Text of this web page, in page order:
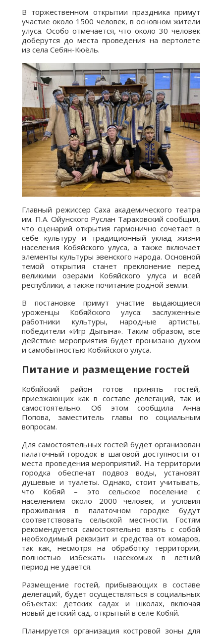
В торжественном открытии праздника примут
участие около 1500 человек, в основном жители
улуса. Особо отмечается, что около 30 человек
доберутся до места проведения на вертолете
из села Себян-Кюёль.
Главный режиссер Саха академического театра
им. П.А. Ойунского Руслан Тараховский сообщил,
что сценарий открытия гармонично сочетает в
себе культуру и традиционный уклад жизни
населения Кобяйского улуса, а также включает
элементы культуры эвенского народа. Основной
темой открытия станет преклонение перед
великими озерами Кобяйского улуса и всей
республики, а также почитание родной земли.
В постановке примут участие выдающиеся
уроженцы Кобяйского улуса: заслуженные
работники культуры, народные артисты,
победители «Игр Дыгына». Таким образом, все
действие мероприятия будет пронизано духом
и самобытностью Кобяйского улуса.
Питание и размещение гостей
Кобяйский район готов принять гостей,
приезжающих как в составе делегаций, так и
самостоятельно. Об этом сообщила Анна
Попова, заместитель главы по социальным
вопросам.
Для самостоятельных гостей будет организован
палаточный городок в шаговой доступности от
места проведения мероприятий. На территории
городка обеспечат подвоз воды, установят
душевые и туалеты. Однако, стоит учитывать,
что Кобяй – это сельское поселение с
населением около 2000 человек, и условия
проживания в палаточном городке будут
соответствовать сельской местности. Гостям
рекомендуется самостоятельно взять с собой
необходимый реквизит и средства от комаров,
так как, несмотря на обработку территории,
полностью избежать насекомых в летний
период не удается.
Размещение гостей, прибывающих в составе
делегаций, будет осуществляться в социальных
объектах: детских садах и школах, включая
новый детский сад, открытый в селе Кобяй.
Планируется организация костровой зоны для